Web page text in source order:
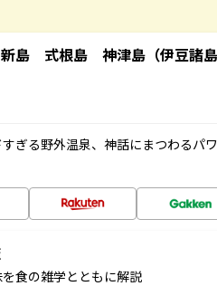
島 式根島 神津島（伊豆諸
ぎる野外温泉、神話にまつわるパ
食の雑学とともに解説